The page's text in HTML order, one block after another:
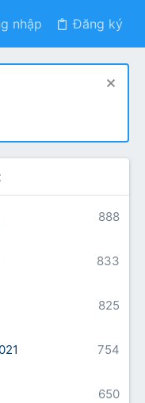
nhập Đăng ký
888
833
825
754
650